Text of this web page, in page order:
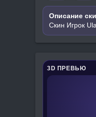
Описание
Скин Игрок
3D ПРЕВЬЮ